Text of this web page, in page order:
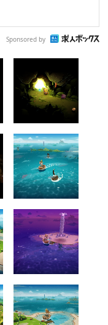
Sponsored by